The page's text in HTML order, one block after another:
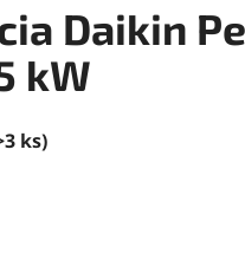
Daikin
kW
ks)